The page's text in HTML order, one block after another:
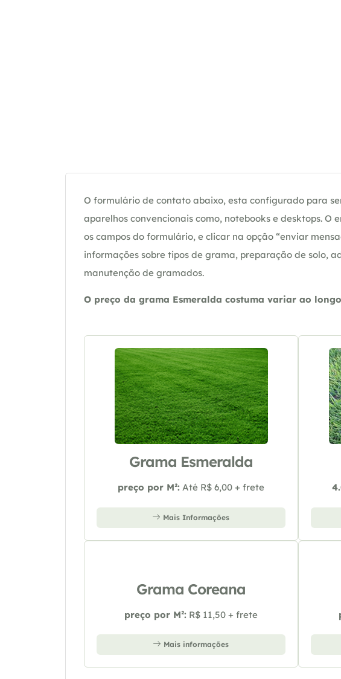
O formulário de contato abaixo, esta configurado para
aparelhos convencionais como, notebooks e desktops.
os campos do formulário, e clicar na opção “enviar
informações sobre tipos de grama, preparação de solo,
manutenção de gramados.
O preço da grama Esmeralda costuma variar ao
Grama Esmeralda
preço por M²: Até R$ 6,00 + frete
Mais Informações
Grama Coreana
preço por M²: R$ 11,50 + frete
Mais informações